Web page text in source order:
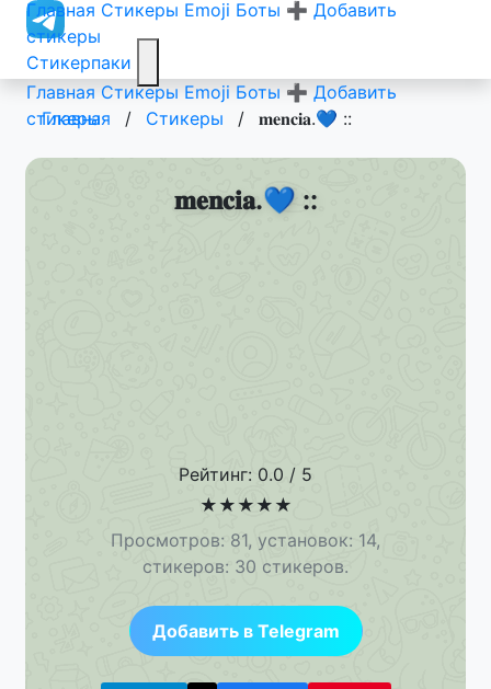
Стикерпаки
Главная Стикеры Emoji Боты ➕ Добавить
стикеры
Главная Стикеры Emoji Боты ➕ Добавить
стикеры
Главная / Стикеры / 𝐦𝐞𝐧𝐜𝐢𝐚.💙 ::
𝐦𝐞𝐧𝐜𝐢𝐚.💙 ::
Рейтинг: 0.0 / 5
★ ★★★ ★
Просмотров: 81, установок: 14,
стикеров: 30 стикеров.
Добавить в Telegram